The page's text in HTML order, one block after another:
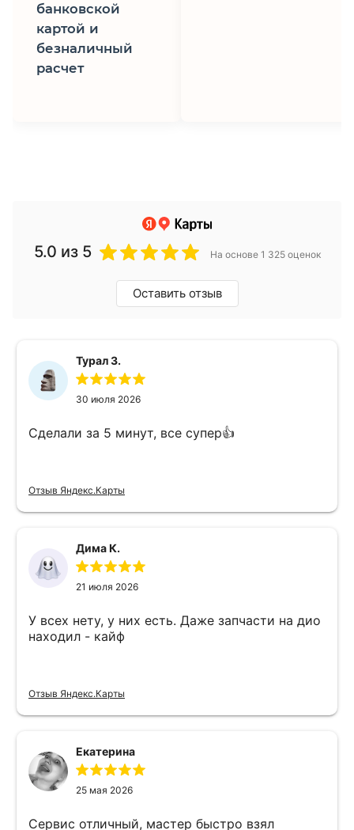
банковской
картой и
безналичный
расчет
5.0 из 5 На основе 1 325 оценок
Оставить отзыв
Турал З.
30 июля 2026
Сделали за 5 минут, все супер👍
Отзыв Яндекс.Карты
Дима К.
21 июля 2026
У всех нету, у них есть. Даже запчасти на дио
находил - кайф
Отзыв Яндекс.Карты
Екатерина
25 мая 2026
Сервис отличный, мастер быстро взял